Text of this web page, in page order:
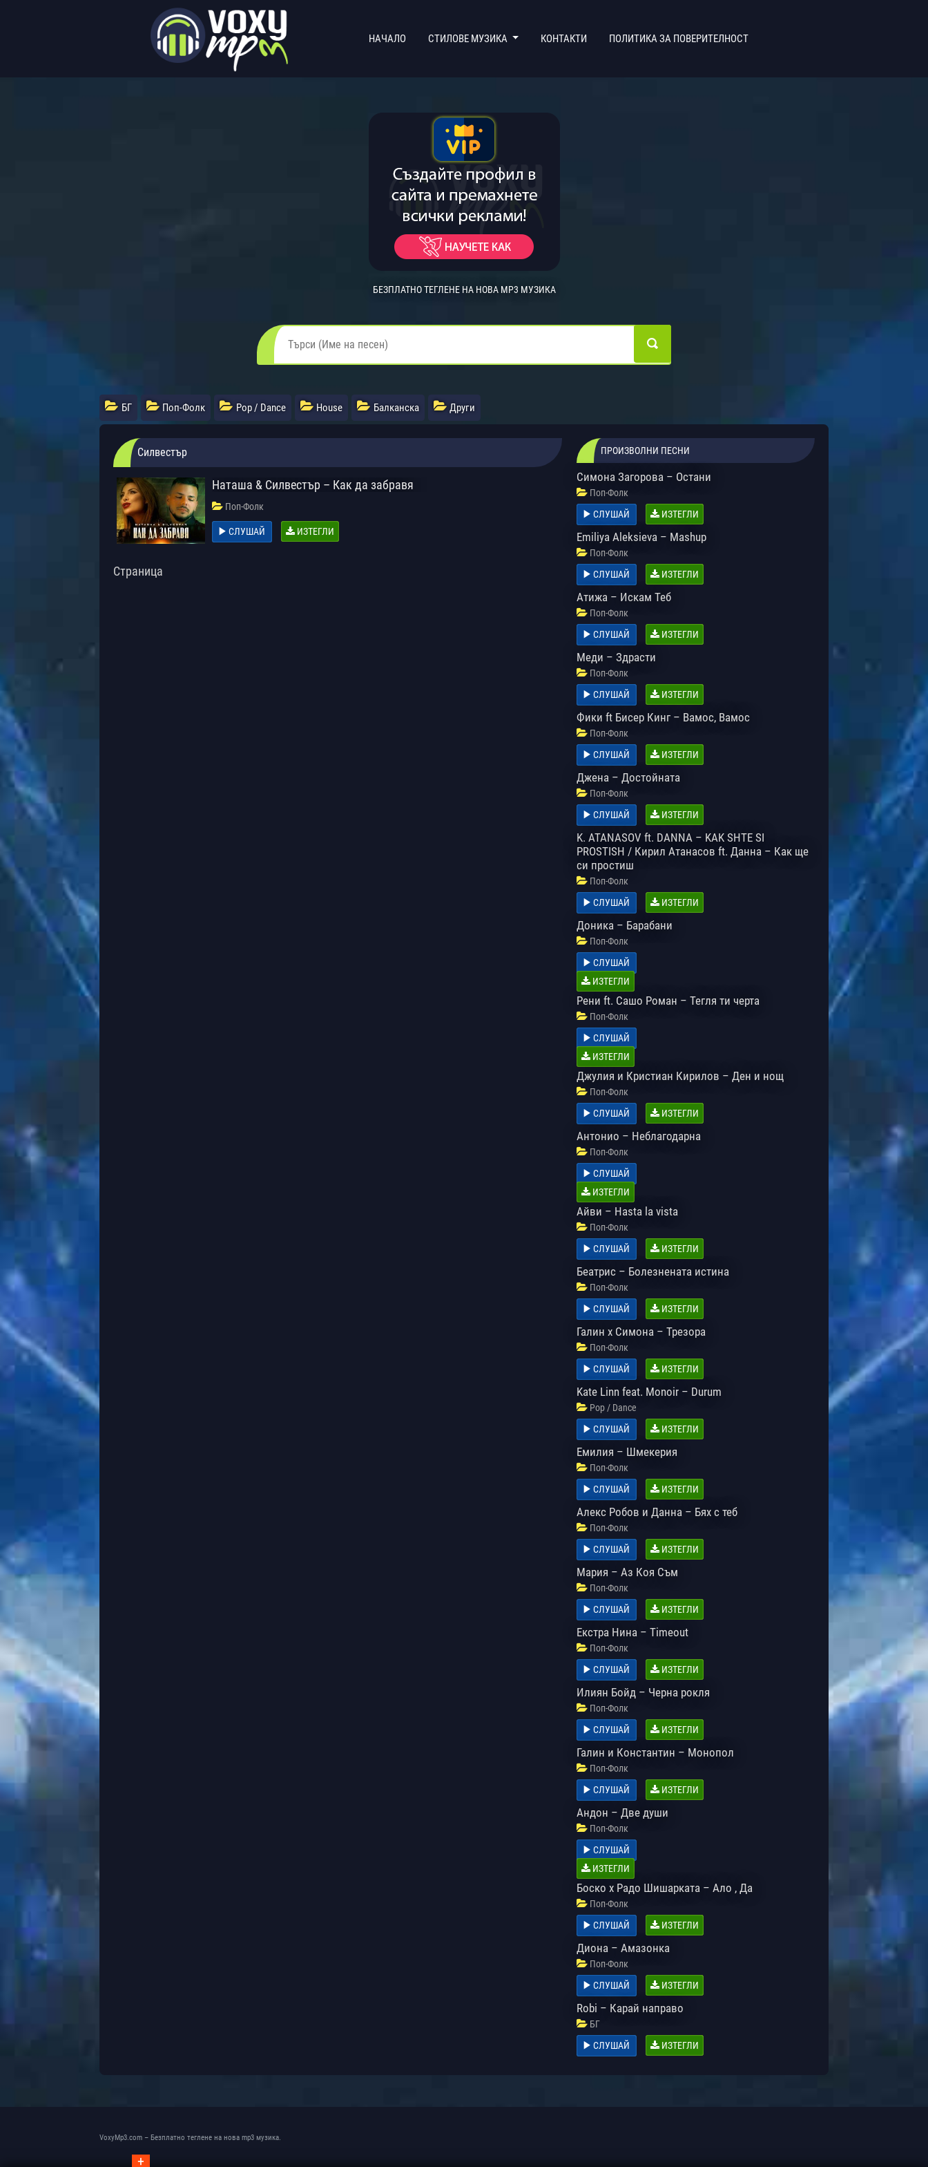
НАЧАЛО (CURRENT)
СТИЛОВЕ МУЗИКА КОНТАКТИ ПОЛИТИКА ЗА ПОВЕРИТЕЛНОСТ
БЕЗПЛАТНО ТЕГЛЕНЕ НА НОВА MP3 МУЗИКА
БГ Поп-Фолк Pop / Dance House Балканска Други
Силвестър
Наташа & Силвестър – Как да забравя
Поп-Фолк
СЛУШАЙ ИЗТЕГЛИ
Страница
ПРОИЗВОЛНИ ПЕСНИ
Симона Загорова – Остани
Поп-Фолк
СЛУШАЙ
ИЗТЕГЛИ
Emiliya Aleksieva – Mashup
Поп-Фолк
СЛУШАЙ
ИЗТЕГЛИ
Атижа – Искам Теб
Поп-Фолк
СЛУШАЙ
ИЗТЕГЛИ
Меди – Здрасти
Поп-Фолк
СЛУШАЙ
ИЗТЕГЛИ
Фики ft Бисер Кинг – Вамос, Вамос
Поп-Фолк
СЛУШАЙ
ИЗТЕГЛИ
Джена – Достойната
Поп-Фолк
СЛУШАЙ
ИЗТЕГЛИ
K. ATANASOV ft. DANNA – KAK SHTE SI
PROSTISH / Кирил Атанасов ft. Данна – Как ще
си простиш
Поп-Фолк
СЛУШАЙ
ИЗТЕГЛИ
Доника – Барабани
Поп-Фолк
СЛУШАЙ
ИЗТЕГЛИ
Рени ft. Сашо Роман – Тегля ти черта
Поп-Фолк
СЛУШАЙ
ИЗТЕГЛИ
Джулия и Кристиан Кирилов – Ден и нощ
Поп-Фолк
СЛУШАЙ
ИЗТЕГЛИ
Антонио – Неблагодарна
Поп-Фолк
СЛУШАЙ
ИЗТЕГЛИ
Айви – Hasta la vista
Поп-Фолк
СЛУШАЙ
ИЗТЕГЛИ
Беатрис – Болезнената истина
Поп-Фолк
СЛУШАЙ
ИЗТЕГЛИ
Галин х Симона – Трезора
Поп-Фолк
СЛУШАЙ
ИЗТЕГЛИ
Kate Linn feat. Monoir – Durum
Pop / Dance
СЛУШАЙ
ИЗТЕГЛИ
Емилия – Шмекерия
Поп-Фолк
СЛУШАЙ
ИЗТЕГЛИ
Алекс Робов и Данна – Бях с теб
Поп-Фолк
СЛУШАЙ
ИЗТЕГЛИ
Мария – Аз Коя Съм
Поп-Фолк
СЛУШАЙ
ИЗТЕГЛИ
Екстра Нина – Timeout
Поп-Фолк
СЛУШАЙ
ИЗТЕГЛИ
Илиян Бойд – Черна рокля
Поп-Фолк
СЛУШАЙ
ИЗТЕГЛИ
Галин и Константин – Монопол
Поп-Фолк
СЛУШАЙ
ИЗТЕГЛИ
Андон – Две души
Поп-Фолк
СЛУШАЙ
ИЗТЕГЛИ
Боско x Радо Шишарката – Ало , Да
Поп-Фолк
СЛУШАЙ
ИЗТЕГЛИ
Диона – Амазонка
Поп-Фолк
СЛУШАЙ
ИЗТЕГЛИ
Robi – Карай направо
БГ
СЛУШАЙ
ИЗТЕГЛИ
VoxyMp3.com – Безплатно теглене на нова mp3 музика.
+